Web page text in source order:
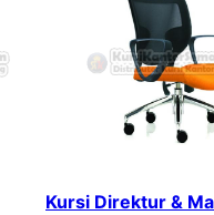
Kursi Direktur &